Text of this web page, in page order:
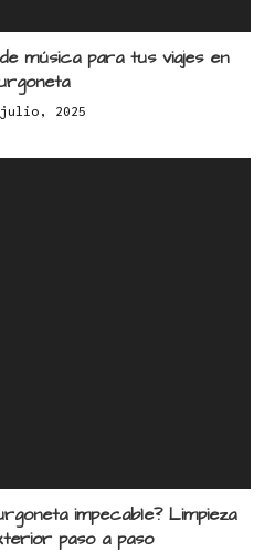
música para tus viajes en
2025
impecable? Limpieza
paso a paso